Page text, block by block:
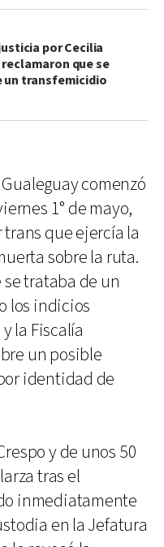
por Cecilia
reclamaron que se
un transfemicidio
comenzó
1° de mayo,
que ejercía la
sobre la ruta.
trataba de un
los indicios
la Fiscalía
un posible
identidad de
y de unos 50
tras el
inmediatamente
en la Jefatura